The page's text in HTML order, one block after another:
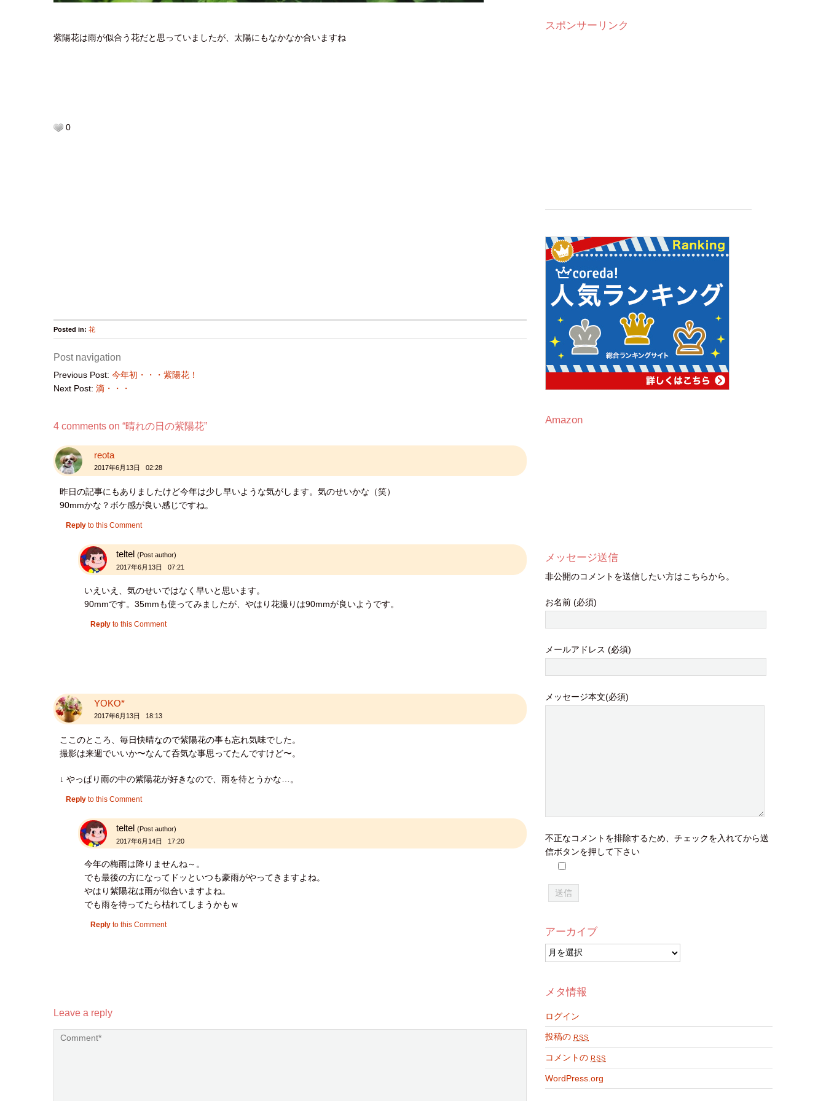
紫陽花は雨が似合う花だと思っていましたが、太陽にもなかなか合いますね
0
Posted in: 花
Post navigation
Previous Post: 今年初・・・紫陽花！
Next Post: 滴・・・
4 comments on “晴れの日の紫陽花”
reota
2017年6月13日 02:28
昨日の記事にもありましたけど今年は少し早いような気がします。気のせいかな（笑）
90mmかな？ボケ感が良い感じですね。
Reply to this Comment
teltel(Post author)
2017年6月13日 07:21
いえいえ、気のせいではなく早いと思います。
90mmです。35mmも使ってみましたが、やはり花撮りは90mmが良いようです。
Reply to this Comment
YOKO*
2017年6月13日 18:13
ここのところ、毎日快晴なので紫陽花の事も忘れ気味でした。
撮影は来週でいいか〜なんて呑気な事思ってたんですけど〜。
↓ やっぱり雨の中の紫陽花が好きなので、雨を待とうかな…。
Reply to this Comment
teltel(Post author)
2017年6月14日 17:20
今年の梅雨は降りませんね～。
でも最後の方になってドッといつも豪雨がやってきますよね。
やはり紫陽花は雨が似合いますよね。
でも雨を待ってたら枯れてしまうかもｗ
Reply to this Comment
Leave a reply
スポンサーリンク
Amazon
メッセージ送信
非公開のコメントを送信したい方はこちらから。
お名前 (必須)
メールアドレス (必須)
メッセージ本文(必須)
不正なコメントを排除するため、チェックを入れてから送
信ボタンを押して下さい
アーカイブ
ア
ー
イ
メタ情報
ログイン
投稿の RSS
コメントの RSS
WordPress.org